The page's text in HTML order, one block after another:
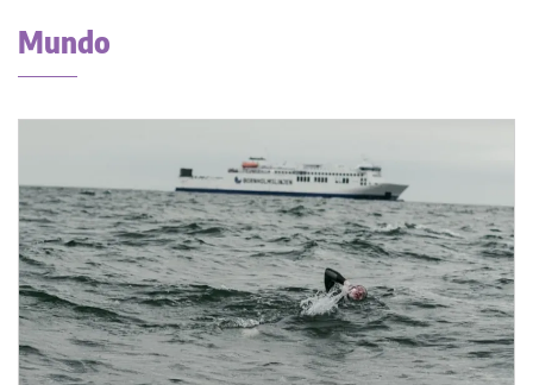
Mundo